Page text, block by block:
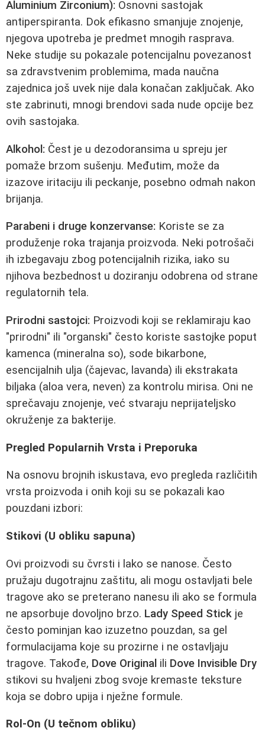
Aluminium Zirconium): Osnovni sastojak
antiperspiranta. Dok efikasno smanjuje znojenje,
njegova upotreba je predmet mnogih rasprava.
Neke studije su pokazale potencijalnu povezanost
sa zdravstvenim problemima, mada naučna
zajednica još uvek nije dala konačan zaključak. Ako
ste zabrinuti, mnogi brendovi sada nude opcije bez
ovih sastojaka.
Alkohol: Čest je u dezodoransima u spreju jer
pomaže brzom sušenju. Međutim, može da
izazove iritaciju ili peckanje, posebno odmah nakon
brijanja.
Parabeni i druge konzervanse: Koriste se za
produženje roka trajanja proizvoda. Neki potrošači
ih izbegavaju zbog potencijalnih rizika, iako su
njihova bezbednost u doziranju odobrena od strane
regulatornih tela.
Prirodni sastojci: Proizvodi koji se reklamiraju kao
"prirodni" ili "organski" često koriste sastojke poput
kamenca (mineralna so), sode bikarbone,
esencijalnih ulja (čajevac, lavanda) ili ekstrakata
biljaka (aloa vera, neven) za kontrolu mirisa. Oni ne
sprečavaju znojenje, već stvaraju neprijateljsko
okruženje za bakterije.
Pregled Popularnih Vrsta i Preporuka
Na osnovu brojnih iskustava, evo pregleda različitih
vrsta proizvoda i onih koji su se pokazali kao
pouzdani izbori:
Stikovi (U obliku sapuna)
Ovi proizvodi su čvrsti i lako se nanose. Često
pružaju dugotrajnu zaštitu, ali mogu ostavljati bele
tragove ako se preterano nanesu ili ako se formula
ne apsorbuje dovoljno brzo. Lady Speed Stick je
često pominjan kao izuzetno pouzdan, sa gel
formulacijama koje su prozirne i ne ostavljaju
tragove. Takođe, Dove Original ili Dove Invisible Dry
stikovi su hvaljeni zbog svoje kremaste teksture
koja se dobro upija i nježne formule.
Rol-On (U tečnom obliku)